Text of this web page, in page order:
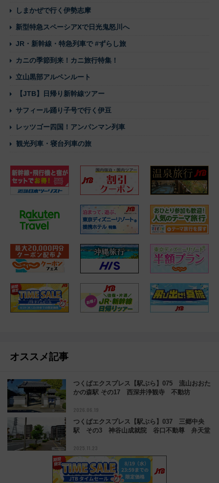
しまかぜで行く伊勢志摩
新型特急スペーシアXで日光鬼怒川へ
JR・新幹線・特急列車で #ずらし旅
カニの季節到来！カニ旅行特集！
立山黒部アルペンルート
【JTB】日帰り新幹線ツアー
サフィール踊り子号で行く伊豆
レッツゴー四国！アンパンマン列車
観光列車・寝台列車の旅
オススメ記事
つくばエクスプレス【駅ぶら】075 流山おおた
かの森駅 その17 西深井浄観寺 不動坊
2026.06.19
つくばエクスプレス【駅ぶら】037 三郷中央
駅 その3 神谷山成就院 谷口不動尊 弁天堂
2025.11.23